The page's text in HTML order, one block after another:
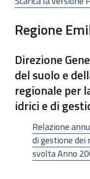
Regione
Direzione
del suolo e
regionale per
idrici e di
Relazione
di gestione
svolta Anno